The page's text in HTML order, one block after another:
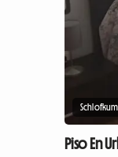
Piso En